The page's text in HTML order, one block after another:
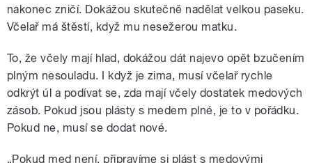
nakonec zničí. Dokážou skutečně nadělat velkou paseku.
Včelař má štěstí, když mu nesežerou matku.
To, že včely mají hlad, dokážou dát najevo opět bzučením
plným nesouladu. I když je zima, musí včelař rychle
odkrýt úl a podívat se, zda mají včely dostatek medových
zásob. Pokud jsou plásty s medem plné, je to v pořádku.
Pokud ne, musí se dodat nové.
„Pokud med není, připravíme si plást s medovými